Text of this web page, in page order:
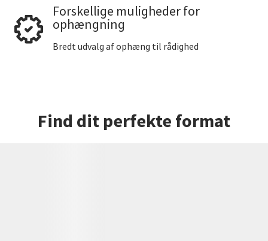
Forskellige muligheder for
ophængning
Bredt udvalg af ophæng til rådighed
Find dit perfekte format